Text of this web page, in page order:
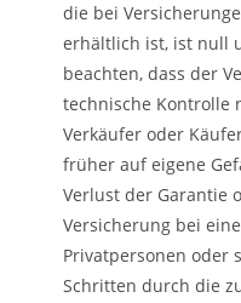
die bei
erhältlich ist, ist null
beachten, dass der
technische Kontrolle
Verkäufer oder
früher auf eigene
Verlust der Garantie
Versicherung bei
Privatpersonen oder
Schritten durch die